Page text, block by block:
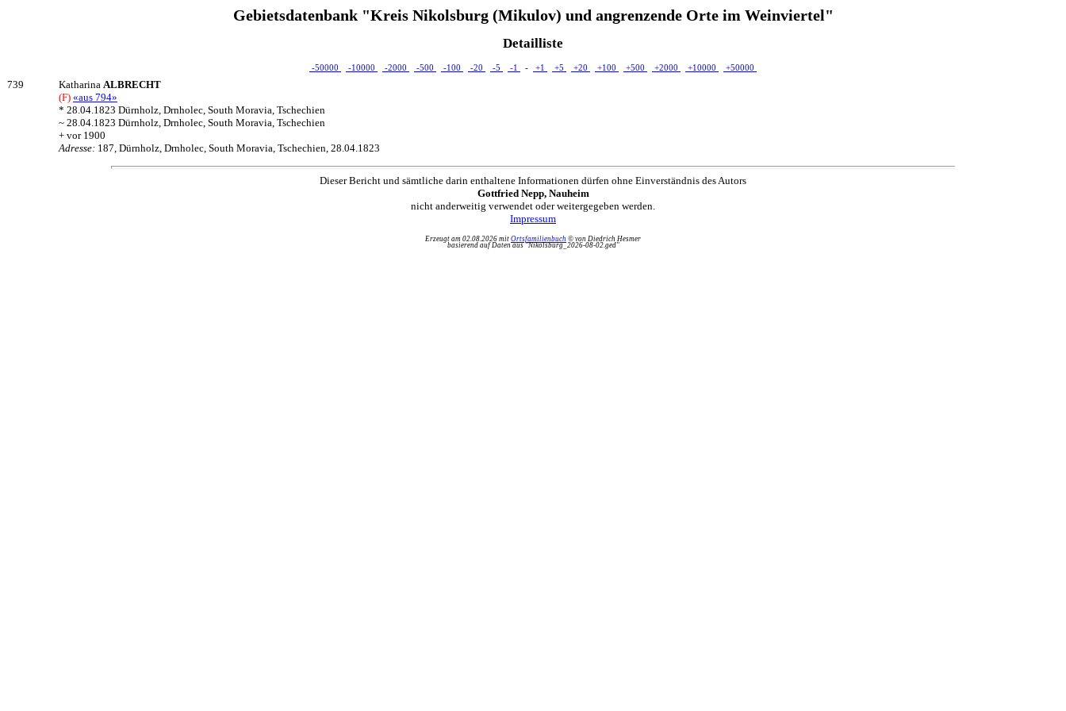
Gebietsdatenbank "Kreis Nikolsburg (Mikulov) und angrenzende Orte im Weinviertel"
Detailliste
-50000 -10000 -2000 -500 -100 -20 -5 -1 - +1 +5 +20 +100 +500 +2000 +10000 +50000
739 Katharina ALBRECHT
(F) «aus 794»
* 28.04.1823 Dürnholz, Drnholec, South Moravia, Tschechien
~ 28.04.1823 Dürnholz, Drnholec, South Moravia, Tschechien
+ vor 1900
Adresse: 187, Dürnholz, Drnholec, South Moravia, Tschechien, 28.04.1823
Dieser Bericht und sämtliche darin enthaltene Informationen dürfen ohne Einverständnis des Autors
Gottfried Nepp, Nauheim
nicht anderweitig verwendet oder weitergegeben werden.
Impressum
Erzeugt am 02.08.2026 mit Ortsfamilienbuch © von Diedrich Hesmer
basierend auf Daten aus "Nikolsburg_2026-08-02.ged"